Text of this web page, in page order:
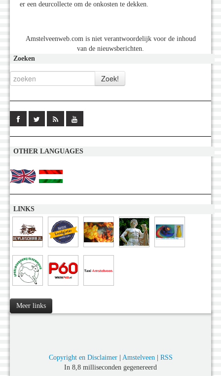
er een deurcollecte om de onkosten te dekken.
Amstelveenweb.com is niet verantwoordelijk voor de inhoud
van de nieuwsberichten.
Zoeken
OTHER LANGUAGES
LINKS
Meer links
Copyright en Disclaimer| Amstelveen| RSS
In 8,8 milliseconden gegenereerd